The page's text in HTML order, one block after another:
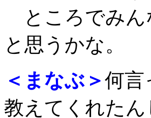
ところでみん
と思うかな。
＜まなぶ＞何言
教えてくれた